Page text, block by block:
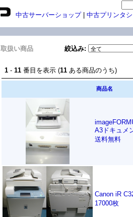
中古サーバーショップ| 中古プリンタ
取扱い商品 絞込み:
1 - 11 番目を表示 (11 ある商品のうち)
商品名
A3ドキュメ
送料無料
Canon iR
17000枚